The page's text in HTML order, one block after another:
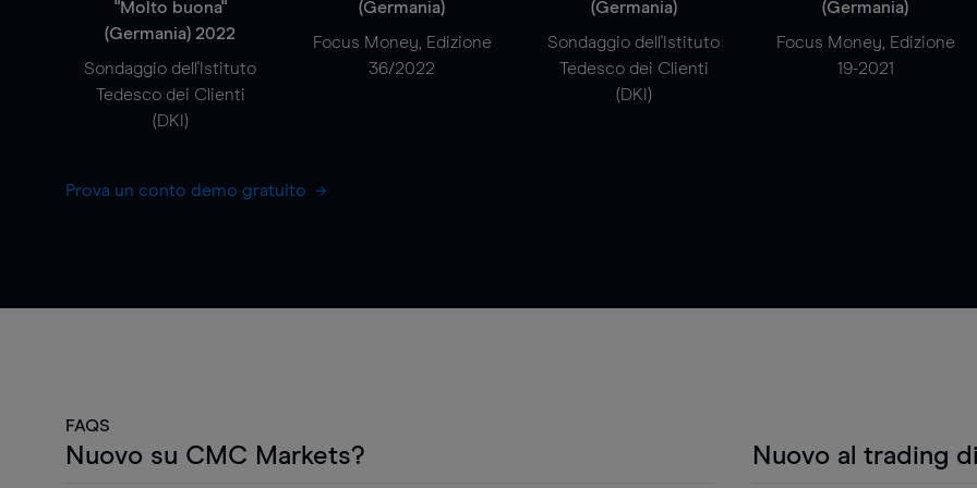
"Molto buona"
(Germania) 2022
Sondaggio dell'Istituto
Tedesco dei Clienti
(DKI)
(Germania)
Focus Money, Edizione
36/2022
(Germania)
Sondaggio dell'Istituto
Tedesco dei Clienti
(DKI)
(Germania)
Focus Money, Edizione
19-2021
Prova un conto demo gratuito
FAQS
Nuovo su CMC Markets? Nuovo al trading